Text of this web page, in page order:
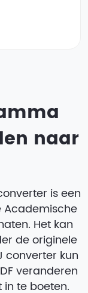
naar
is een
Academische
Het kan
de originele
converter kun
veranderen
te boeten.